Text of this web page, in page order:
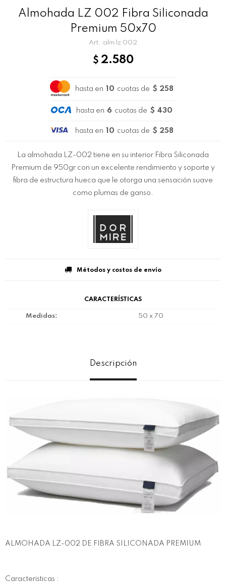
Almohada LZ 002 Fibra Siliconada
Premium 50x70
alm lz 002
$ 2.580
hasta en 10 cuotas de $ 258
hasta en 6 cuotas de $ 430
hasta en 10 cuotas de $ 258
La almohada LZ-002 tiene en su interior Fibra Siliconada
Premium de 950gr con un excelente rendimiento y soporte y
fibra de estructura hueca que le otorga una sensación suave
como plumas de ganso.
Métodos y costos de envío
CARACTERÍSTICAS
Medidas 50 x 70
Descripción
ALMOHADA LZ-002 DE FIBRA SILICONADA PREMIUM
Caracteristicas :